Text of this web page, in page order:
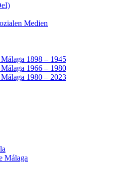
Medien
1898 – 1945
1966 – 1980
1980 – 2023
Málaga